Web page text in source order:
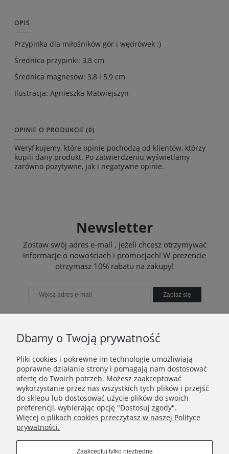
OPIS
Przypinka dla miłośników gór i wędrówek :)
Średnica przypinki: 3,8 cm
Średnica magnesów: 3,8 i 5,9 cm
Ilustracja: Agnieszka Matwiejszyn
OPINIE O PRODUKCIE (0)
Weryfikujemy, które opinie pochodzą od klientów, którzy
kupili dany produkt. Po zatwierdzeniu wyświetlamy
zarówno pozytywne, jak i negatywne opinie.
Newsletter
Zostaw swój adres e-mail , jeżeli chcesz otrzymywać
informacje o nowościach i promocjach! W prezencie
otrzymasz 10% rabatu na zakupy!
Zapisz się
TWOJE KONTO
TO WAŻNE
INFORMACJE
KONTAKT
Dbamy o Twoją prywatność
Pliki cookies i pokrewne im technologie umożliwiają
poprawne działanie strony i pomagają nam dostosować
ofertę do Twoich potrzeb. Możesz zaakceptować
wykorzystanie przez nas wszystkich tych plików i przejść
do sklepu lub dostosować użycie plików do swoich
preferencji, wybierając opcję "Dostosuj zgody".
Więcej o plikach cookies przeczytasz w naszej Polityce
prywatności.
Zaakceptuj tylko niezbędne